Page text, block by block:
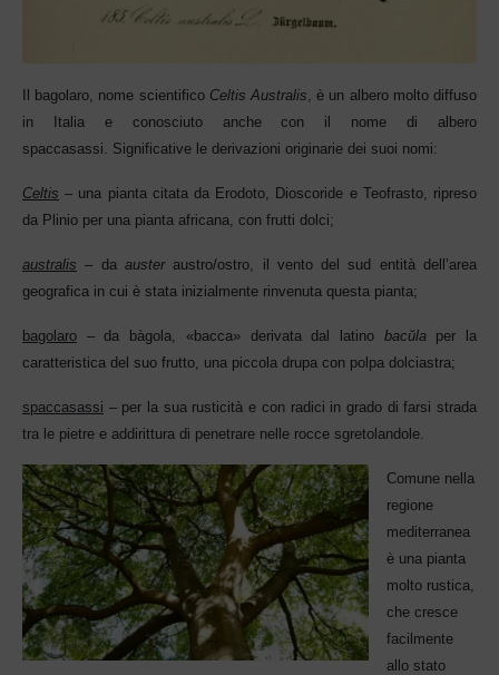
Il bagolaro, nome scientifico Celtis Australis, è un albero molto diffuso
in Italia e conosciuto anche con il nome di albero
spaccasassi. Significative le derivazioni originarie dei suoi nomi:
Celtis – una pianta citata da Erodoto, Dioscoride e Teofrasto, ripreso
da P linio per una pianta africana, con frutti dolci;
australis – da austeraustro/ostro, il vento del sud entità dell’area
geografica in cui è stata inizialmente rinvenuta questa pianta;
bagolaro – da bàgola, «bacca» derivata dal latino bacŭla per la
caratteristica del suo frutto, una piccola drupa con polpa dolciastra;
spaccasassi – per la sua rusticità e con radici in grado di farsi strada
tra le pietre e addirittura di penetrare nelle rocce sgretolandole.
Comune nella
regione
mediterranea
è una pianta
molto rustica,
che cresce
facilmente
allo stato